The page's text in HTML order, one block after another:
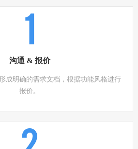
沟通 & 报价
成明确的需求文档，根据功能风格进行
报价。